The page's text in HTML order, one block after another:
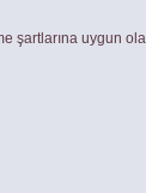
şartlarına uygun